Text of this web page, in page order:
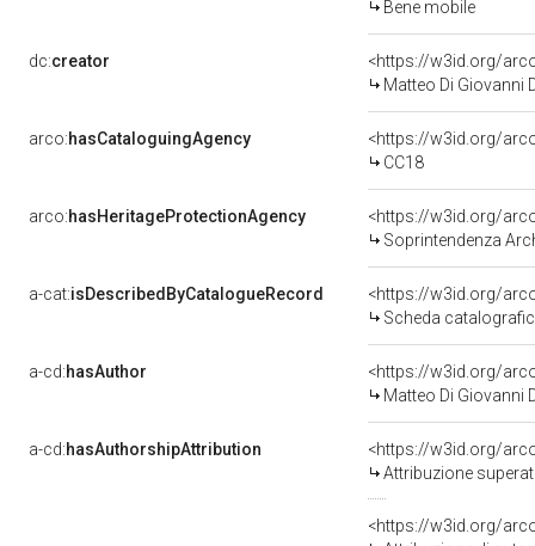
Bene mobile
dc:creator
<https://w3id.org/
Matteo Di Giovanni
arco:hasCataloguingAgency
<https://w3id.org/
CC18
arco:hasHeritageProtectionAgency
<https://w3id.org/
Soprintendenza
a-cat:isDescribedByCatalogueRecord
<https://w3id.org/
Scheda
a-cd:hasAuthor
<https://w3id.org/
Matteo Di Giovanni
a-cd:hasAuthorshipAttribution
<https://w3id.org/
Attribuzione
<https://w3id.org/